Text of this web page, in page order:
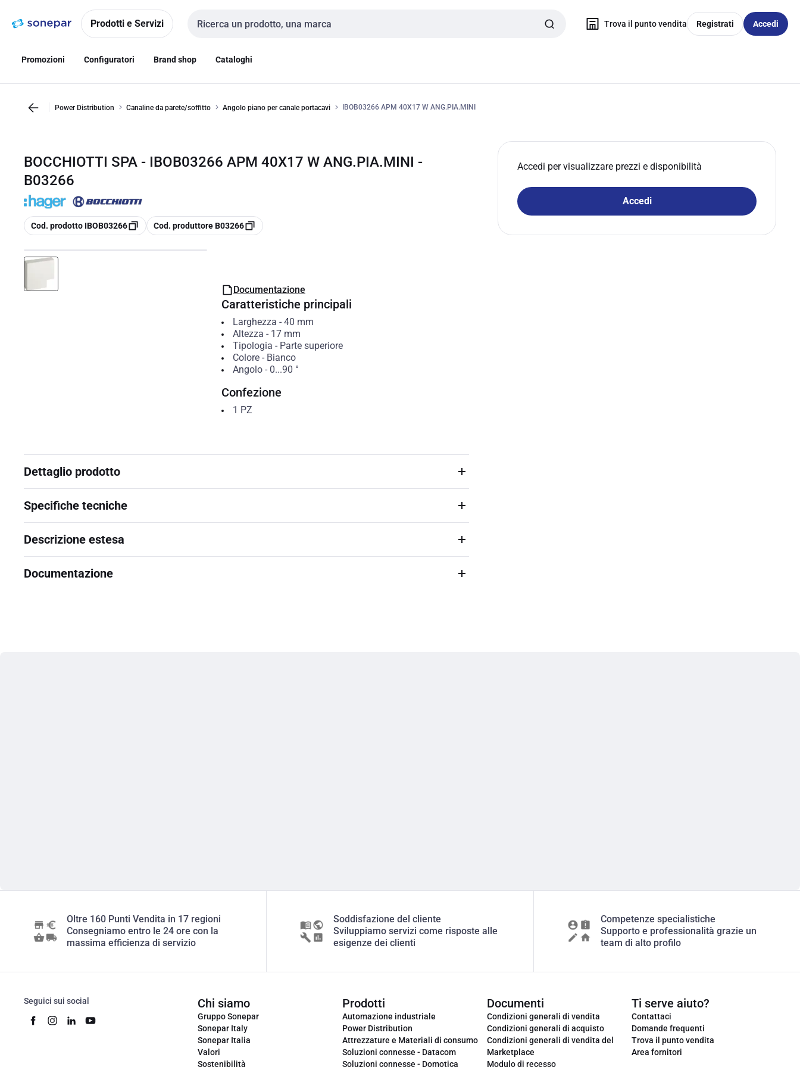
navigazionealla
Prodotti e Servizi
Cerca input
Trova il punto vendita Registrati Accedi
Promozioni Configuratori Brand shop Cataloghi
Power Distribution Canaline da parete/soffitto Angolo piano per canale portacavi IBOB03266 APM 40X17 W ANG.PIA.MINI
BOCCHIOTTI SPA - IBOB03266 APM 40X17 W ANG.PIA.MINI -
B03266
copia
Cod. prodotto IBOB03266 copia
Cod. produttore B03266
Accedi per visualizzare prezzi e disponibilità
Accedi
Documentazione
Caratteristiche principali
Larghezza - 40 mm
Altezza - 17 mm
Tipologia - Parte superiore
Colore- Bianco
Angolo- 0...90 °
Confezione
1 PZ
Dettaglio prodotto
Specifiche tecniche
Descrizione estesa
Documentazione
Oltre 160 Punti Vendita in 17 regioni
Consegniamo entro le 24 ore con la
massima efficienza di servizio
Soddisfazione del cliente
Sviluppiamo servizi come risposte alle
esigenze dei clienti
Competenze specialistiche
Supporto e professionalità grazie un
team di alto profilo
Seguici sui social Chi siamo
Gruppo Sonepar
Sonepar Italy
Sonepar Italia
Valori
Sostenibilità
Prodotti
Automazione industriale
Power Distribution
Attrezzature e Materiali di consumo
Soluzioni connesse - Datacom
Soluzioni connesse - Domotica
Documenti
Condizioni generali di vendita
Condizioni generali di acquisto
Condizioni generali di vendita del
Marketplace
Modulo di recesso
Ti serve aiuto?
Contattaci
Domande frequenti
Trova il punto vendita
Area fornitori